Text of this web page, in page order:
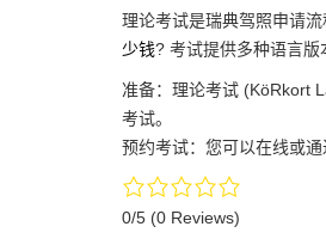
理论考试是瑞典驾照申请
少钱? 考试提供多种语言版
准备：理论考试 (KöRkort
考试。
预约考试：您可以在线或
0/5 (0 Reviews)